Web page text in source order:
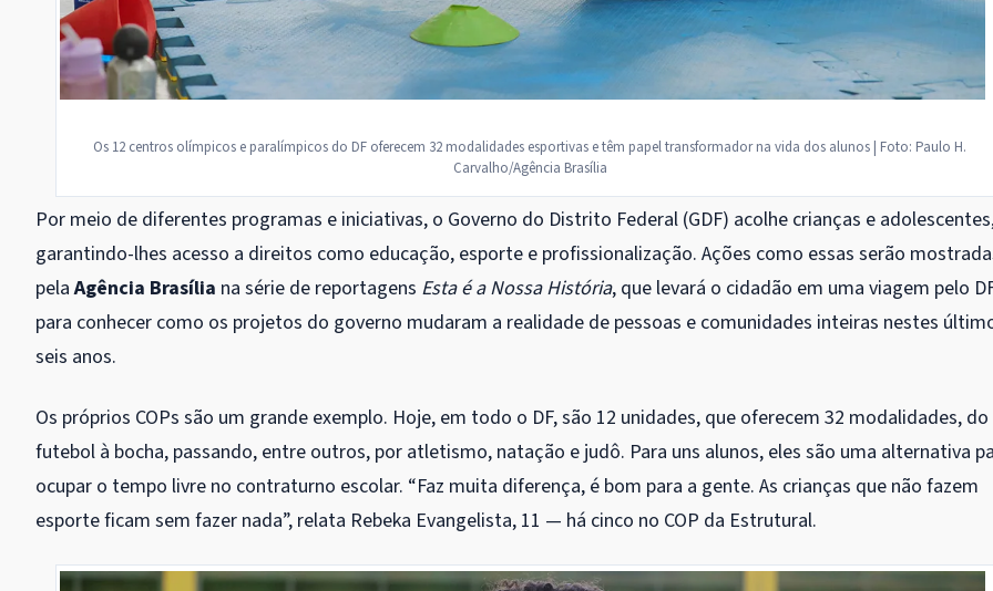
Os 12 centros olímpicos e paralímpicos do DF oferecem 32 modalidades esportivas e têm papel transformador na vida dos alunos | Foto: Paulo H.
Carvalho/Agência Brasília
Por meio de diferentes programas e iniciativas, o Governo do Distrito Federal (GDF) acolhe crianças e
garantindo-lhes acesso a direitos como educação, esporte e profissionalização. Ações como essas serão
pelaAgência Brasília na série de reportagens Esta é a Nossa História, que levará o cidadão em uma viagem pelo
para conhecer como os projetos do governo mudaram a realidade de pessoas e comunidades inteiras nestes
seis anos.
Os próprios COPs são um grande exemplo. Hoje, em todo o DF, são 12 unidades, que oferecem 32 modalidades, do
futebol à bocha, passando, entre outros, por atletismo, natação e judô. Para uns alunos, eles são uma alternativa
ocupar o tempo livre no contraturno escolar. “Faz muita diferença, é bom para a gente. As crianças que não fazem
esporte ficam sem fazer nada”, relata Rebeka Evangelista, 11 — há cinco no COP da Estrutural.